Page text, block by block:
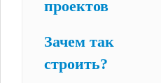
проектов
Зачем так
строить?